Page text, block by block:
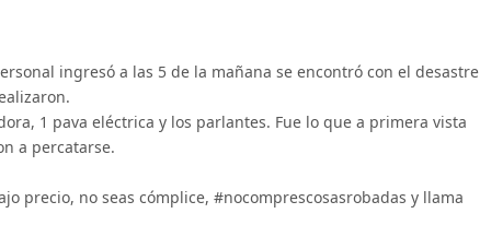
ingresó a las 5 de la mañana se encontró con el desastre
1 pava eléctrica y los parlantes. Fue lo que a primera vista
a percatarse.
precio, no seas cómplice, #nocomprescosasrobadas y llama